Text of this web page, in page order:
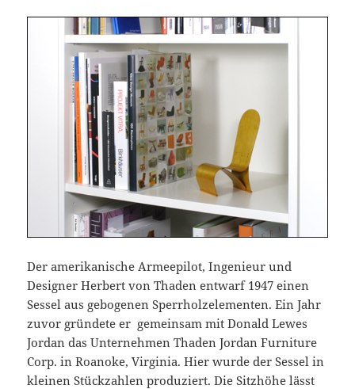
Der amerikanische Armeepilot, Ingenieur und
Designer Herbert von Thaden entwarf 1947 einen
Sessel aus gebogenen Sperrholzelementen. Ein Jahr
zuvor gründete er gemeinsam mit Donald Lewes
Jordan das Unternehmen Thaden Jordan Furniture
Corp. in Roanoke, Virginia. Hier wurde der Sessel in
kleinen Stückzahlen produziert. Die Sitzhöhe lässt